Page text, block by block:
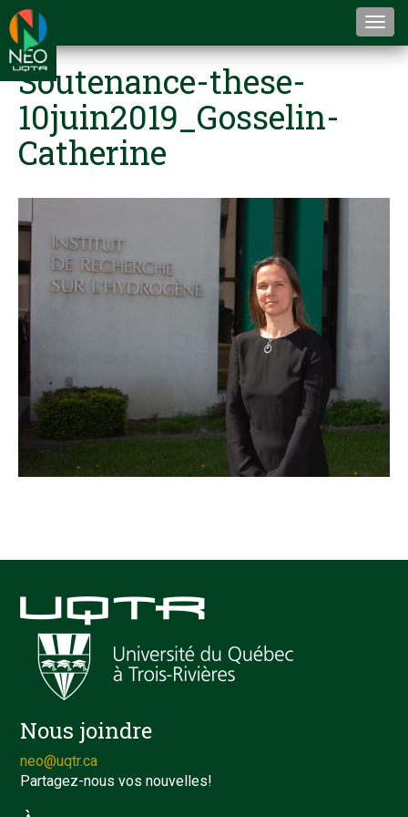
Soutenance-these-
10juin2019_Gosselin-
Catherine
Nous joindre
neo@uqtr.ca
Partagez-nous vos nouvelles!